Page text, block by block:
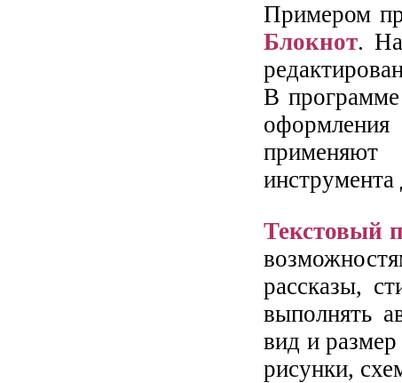
Примером
Блокнот.
В
инструмента
Текстовый
рассказы,
выполнять
вид и
рисунки,